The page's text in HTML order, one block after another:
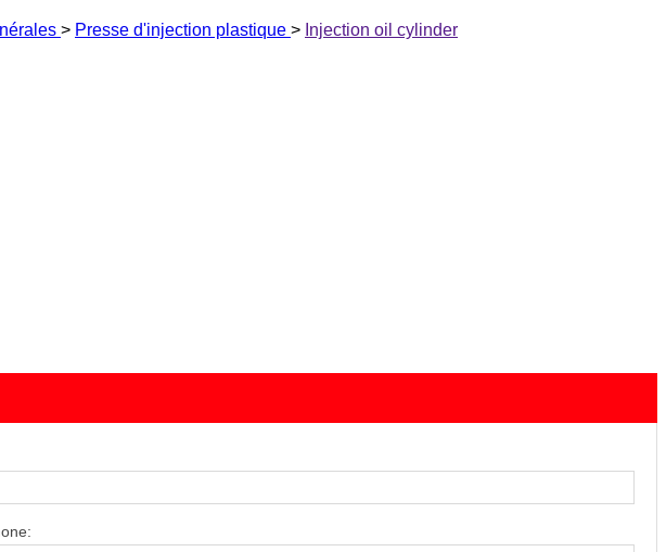
> Presse d'injection plastique > Injection oil cylinder